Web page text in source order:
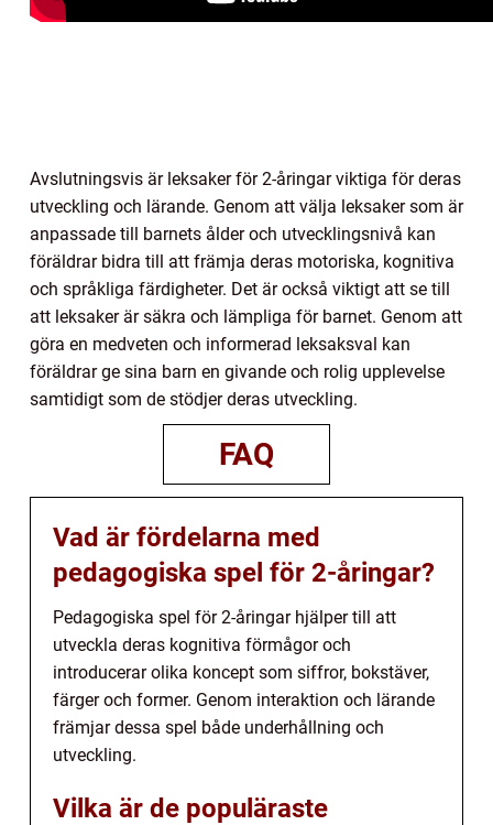
Avslutningsvis är leksaker för 2-åringar viktiga för deras
utveckling och lärande. Genom att välja leksaker som är
anpassade till barnets ålder och utvecklingsnivå kan
föräldrar bidra till att främja deras motoriska, kognitiva
och språkliga färdigheter. Det är också viktigt att se till
att leksaker är säkra och lämpliga för barnet. Genom att
göra en medveten och informerad leksaksval kan
föräldrar ge sina barn en givande och rolig upplevelse
samtidigt som de stödjer deras utveckling.
FAQ
Vad är fördelarna med
pedagogiska spel för 2-åringar?
Pedagogiska spel för 2-åringar hjälper till att
utveckla deras kognitiva förmågor och
introducerar olika koncept som siffror, bokstäver,
färger och former. Genom interaktion och lärande
främjar dessa spel både underhållning och
utveckling.
Vilka är de populäraste